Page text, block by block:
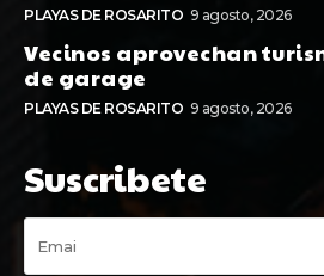
PLAYAS DE ROSARITO 9 agosto, 2026
Vecinos aprovechan
de garage
PLAYAS DE ROSARITO 9 agosto, 2026
Suscribete